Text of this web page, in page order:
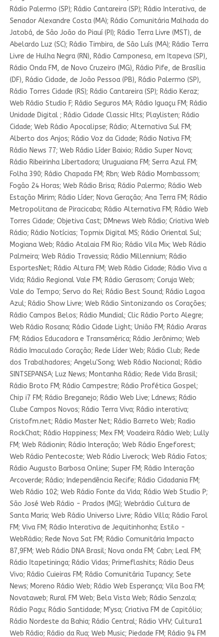
Rádio Palermo (SP); Rádio Cantareira (SP); Rádio Interativa, de
Senador Alexandre Costa (MA); Rádio Comunitária Malhada do
Jatobá, de São João do Piauí (PI); Rádio Terra Livre (MST), de
Abelardo Luz (SC); Rádio Timbira, de São Luís (MA); Rádio Terra
Livre de Hulha Negra (RN), Rádio Camponesa, em Itapeva (SP),
Rádio Onda FM, de Novo Cruzeiro (MG), Rádio Pife, de Brasília
(DF), Rádio Cidade, de João Pessoa (PB), Rádio Palermo (SP),
Rádio Torres Cidade (RS); Rádio Cantareira (SP); Rádio Keraz;
Web Rádio Studio F; Rádio Seguros MA; Rádio Iguaçu FM; Rádio
Unidade Digital ; Rádio Cidade Classic HIts; Playlisten; Rádio
Cidade; Web Rádio Apocalipse; Rádio; Alternativa Sul FM;
Alberto dos Anjos; Rádio Voz da Cidade; Rádio Nativa FM;
Rádio News 77; Web Rádio Líder Baixio; Rádio Super Nova;
Rádio Ribeirinha Libertadora; Uruguaiana FM; Serra Azul FM;
Folha 390; Rádio Chapada FM; Rbn; Web Rádio Mombassom;
Fogão 24 Horas; Web Rádio Brisa; Rádio Palermo; Rádio Web
Estação Mirim; Rádio Líder; Nova Geração; Ana Terra FM; Rádio
Metropolitana de Piracicaba; Rádio Alternativa FM; Rádio Web
Torres Cidade; Objetiva Cast; DMnews Web Rádio; Criativa Web
Rádio; Rádio Notícias; Topmix Digital MS; Rádio Oriental Sul;
Mogiana Web; Rádio Atalaia FM Rio; Rádio Vila Mix; Web Rádio
Palmeira; Web Rádio Travessia; Rádio Millennium; Rádio
EsportesNet; Rádio Altura FM; Web Rádio Cidade; Rádio Viva a
Vida; Rádio Regional Vale FM; Rádio Gerasom; Coruja Web;
Vale do Tempo; Servo do Rei; Rádio Best Sound; Rádio Lagoa
Azul; Rádio Show Livre; Web Rádio Sintonizando os Corações;
Rádio Campos Belos; Rádio Mundial; Clic Rádio Porto Alegre;
Web Rádio Rosana; Rádio Cidade Light; União FM; Rádio Araras
FM; Rádios Educadora e Transamérica; Rádio Jerônimo; Web
Rádio Imaculado Coração; Rede Líder Web; Rádio Club; Rede
dos Trabalhadores; Angelu'Song; Web Rádio Nacional; Rádio
SINTSEPANSA; Luz News; Montanha Rádio; Rede Vida Brasil;
Rádio Broto FM; Rádio Campestre; Rádio Profética Gospel;
Chip i7 FM; Rádio Breganejo; Rádio Web Live; Ldnews; Rádio
Clube Campos Novos; Rádio Terra Viva; Rádio interativa;
Cristofm.net; Rádio Master Net; Rádio Barreto Web; Radio
RockChat; Rádio Happiness; Mex FM; Voadeira Rádio Web; Lully
FM; Web Rádionin; Rádio Interação; Web Rádio Engeforest;
Web Rádio Pentecoste; Web Rádio Liverock; Web Rádio Fatos;
Rádio Augusto Barbosa Online; Super FM; Rádio Interação
Arcoverde; Rádio; Independência Recife; Rádio Cidadania FM;
Web Rádio 102; Web Rádio Fonte da Vida; Rádio Web Studio P;
São José Web Rádio - Prados (MG); Webrádio Cultura de
Santa Maria; Web Rádio Universo Livre; Rádio Villa; Rádio Farol
FM; Viva FM; Rádio Interativa de Jequitinhonha; Estilo -
WebRádio; Rede Nova Sat FM; Rádio Comunitária Impacto
87,9FM; Web Rádio DNA Brasil; Nova onda FM; Cabn; Leal FM;
Rádio Itapetininga; Rádio Vidas; Primeflashits; Rádio Deus
Vivo; Rádio Cuieiras FM; Rádio Comunitária Tupancy; Sete
News; Moreno Rádio Web; Rádio Web Esperança; Vila Boa FM;
Novataweb; Rural FM Web; Bela Vista Web; Rádio Senzala;
Rádio Pagu; Rádio Santidade; M'ysa; Criativa FM de Capitólio;
Rádio Nordeste da Bahia; Rádio Central; Rádio VHV; Cultura1
Web Rádio; Rádio da Rua; Web Music; Piedade FM; Rádio 94 FM